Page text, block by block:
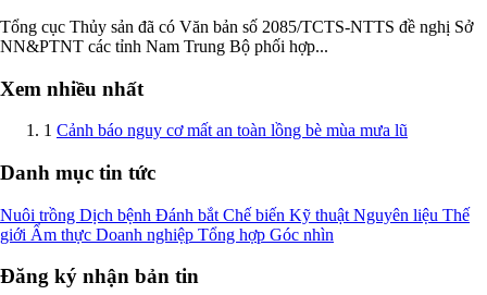
Tổng cục Thủy sản đã có Văn bản số 2085/TCTS-NTTS đề nghị Sở
NN&PTNT các tỉnh Nam Trung Bộ phối hợp...
Xem nhiều nhất
1 Cảnh báo nguy cơ mất an toàn lồng bè mùa mưa lũ
Danh mục tin tức
Nuôi trồng Dịch bệnh Đánh bắt Chế biến Kỹ thuật Nguyên liệu Thế
giới Ẩm thực Doanh nghiệp Tổng hợp Góc nhìn
Đăng ký nhận bản tin